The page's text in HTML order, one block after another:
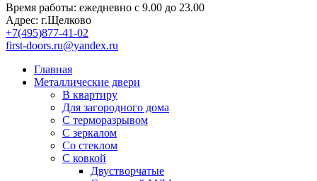
Время работы: ежедневно с 9.00 до 23.00
Адрес: г.Щелково
+7(495)877-41-02
first-doors.ru@yandex.ru
Главная
Металлические двери
В квартиру
Для загородного дома
С терморазрывом
С зеркалом
Со стеклом
С ковкой
Двустворчатые